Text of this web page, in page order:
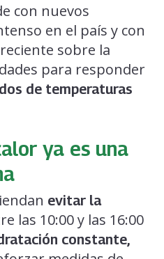
con nuevos
en el país y con
sobre la
para responder
de temperaturas
ya es una
evitar la
las 10:00 y las 16:00
constante,